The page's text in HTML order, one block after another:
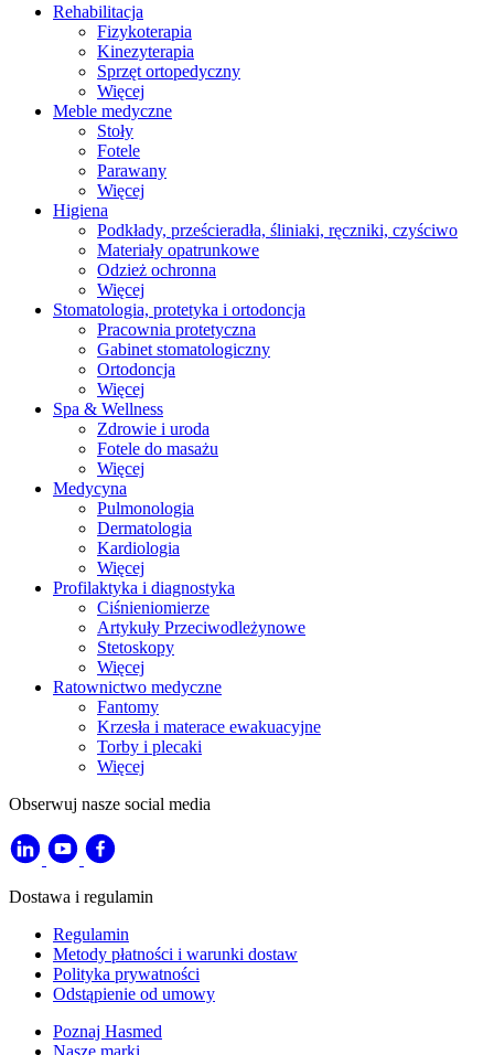
Rehabilitacja
Fizykoterapia
Kinezyterapia
Sprzęt ortopedyczny
Więcej
Meble medyczne
Stoły
Fotele
Parawany
Więcej
Higiena
Podkłady, prześcieradła, śliniaki, ręczniki, czyściwo
Materiały opatrunkowe
Odzież ochronna
Więcej
Stomatologia, protetyka i ortodoncja
Pracownia protetyczna
Gabinet stomatologiczny
Ortodoncja
Więcej
Spa & Wellness
Zdrowie i uroda
Fotele do masażu
Więcej
Medycyna
Pulmonologia
Dermatologia
Kardiologia
Więcej
Profilaktyka i diagnostyka
Ciśnieniomierze
Artykuły Przeciwodleżynowe
Stetoskopy
Więcej
Ratownictwo medyczne
Fantomy
Krzesła i materace ewakuacyjne
Torby i plecaki
Więcej
Obserwuj nasze social media
Dostawa i regulamin
Regulamin
Metody płatności i warunki dostaw
Polityka prywatności
Odstąpienie od umowy
Poznaj Hasmed
Nasze marki